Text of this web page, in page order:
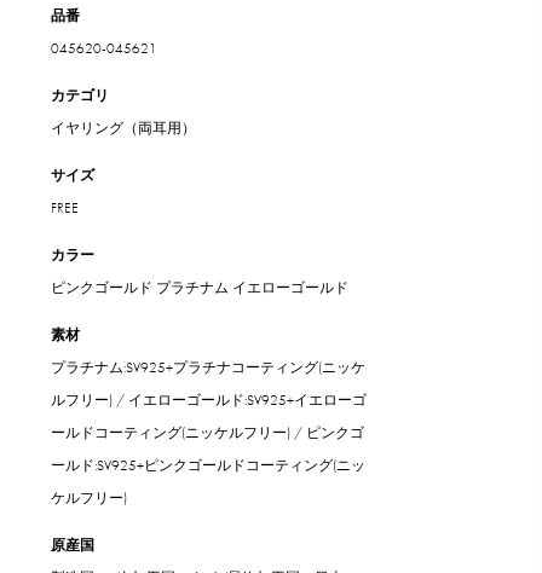
品番
045620-045621
カテゴリ
イヤリング（両耳用）
サイズ
FREE
カラー
ピンクゴールド プラチナム イエローゴールド
素材
プラチナム:SV925+プラチナコーティング(ニッケ
ルフリー) / イエローゴールド:SV925+イエローゴ
ールドコーティング(ニッケルフリー) / ピンクゴ
ールド:SV925+ピンクゴールドコーティング(ニッ
ケルフリー)
原産国